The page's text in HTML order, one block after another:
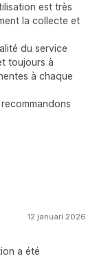
est très
la collecte et
du service
toujours à
à chaque
12 januari 2026
a été